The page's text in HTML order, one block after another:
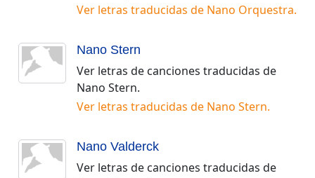
Ver letras traducidas de Nano Orquestra.
Nano Stern
Ver letras de canciones traducidas de
Nano Stern.
Ver letras traducidas de Nano Stern.
Nano Valderck
Ver letras de canciones traducidas de